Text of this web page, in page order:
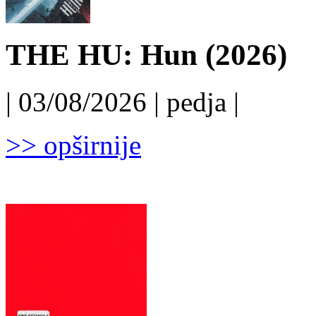
THE HU: Hun (2026)
| 03/08/2026 | pedja |
>> opširnije